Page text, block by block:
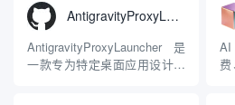
限制，提供集文本、图像、视
频生成于一体的“全模态”大模
型能力。平台的核心产品矩阵
包括主打自动化工作流的
势
AntigravityProxyLauncher：免TUN全局代理使用Antigravity IDE
AntigravityProxyLauncher 是
一款专为特定桌面应用设计的
AI